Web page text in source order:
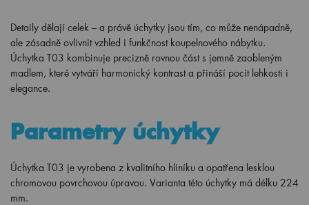
Detaily dělají celek – a právě úchytky jsou tím, co může nenápadně,
ale zásadně ovlivnit vzhled i funkčnost koupelnového nábytku.
Úchytka T03 kombinuje precizně rovnou část s jemně zaobleným
madlem, které vytváří harmonický kontrast a přináší pocit lehkosti i
elegance.
Parametry úchytky
Úchytka T03 je vyrobena z kvalitního hliníku a opatřena lesklou
chromovou povrchovou úpravou. Varianta této úchytky má délku 224
mm.